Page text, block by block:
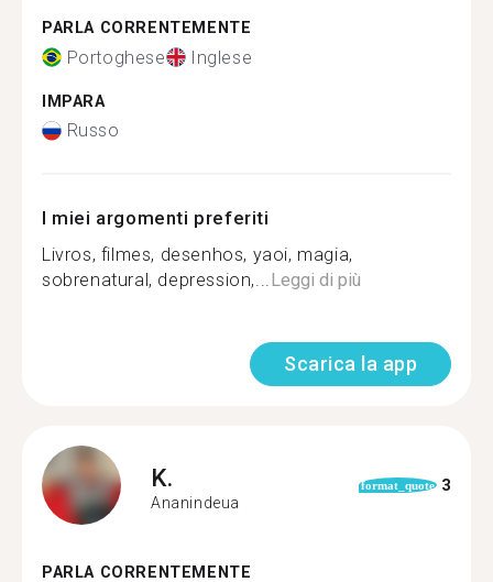
PARLA CORRENTEMENTE
Portoghese Inglese
IMPARA
Russo
I miei argomenti preferiti
Livros, filmes, desenhos, yaoi, magia,
sobrenatural, depression,...Leggi di più
Scarica la app
K.
Ananindeua
format_quote 3
PARLA CORRENTEMENTE